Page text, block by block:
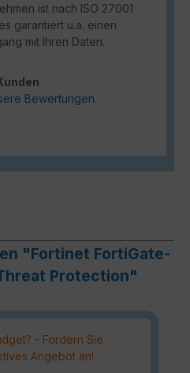
ist nach ISO 27001
garantiert u.a. einen
mit Ihren Daten.
Bewertungen.
"Fortinet FortiGate-
Protection"
- Fordern Sie
Angebot an!